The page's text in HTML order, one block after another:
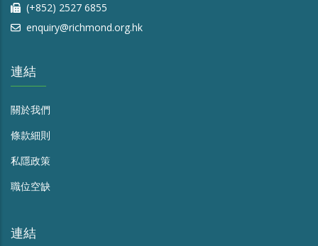
(+852) 2527 6855
enquiry@richmond.org.hk
連結
關於我們
條款細則
私隱政策
職位空缺
連結